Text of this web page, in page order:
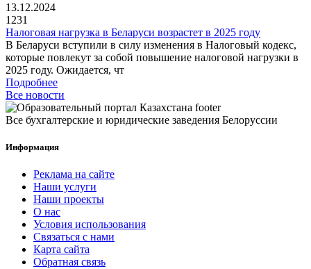
13.12.2024
1231
Налоговая нагрузка в Беларуси возрастет в 2025 году
В Беларуси вступили в силу изменения в Налоговый кодекс,
которые повлекут за собой повышение налоговой нагрузки в
2025 году. Ожидается, чт
Подробнее
Все новости
Все бухгалтерские и юридические заведения Белоруссии
Информация
Реклама на сайте
Наши услуги
Наши проекты
О нас
Условия использования
Связаться с нами
Карта сайта
Обратная связь